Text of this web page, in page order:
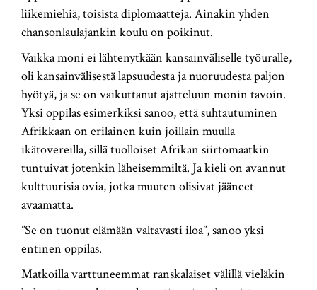
liikemiehiä, toisista diplomaatteja. Ainakin yhden
chansonlaulajankin koulu on poikinut.
Vaikka moni ei lähtenytkään kansainväliselle työuralle,
oli kansainvälisestä lapsuudesta ja nuoruudesta paljon
hyötyä, ja se on vaikuttanut ajatteluun monin tavoin.
Yksi oppilas esimerkiksi sanoo, että suhtautuminen
Afrikkaan on erilainen kuin joillain muulla
ikätovereilla, sillä tuolloiset Afrikan siirtomaatkin
tuntuivat jotenkin läheisemmiltä. Ja kieli on avannut
kulttuurisia ovia, jotka muuten olisivat jääneet
avaamatta.
”Se on tuonut elämään valtavasti iloa”, sanoo yksi
entinen oppilas.
Matkoilla varttuneemmat ranskalaiset välillä vieläkin